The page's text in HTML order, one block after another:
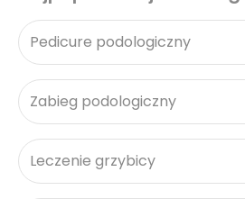
Pedicure podologiczny
Zabieg podologiczny
Leczenie grzybicy